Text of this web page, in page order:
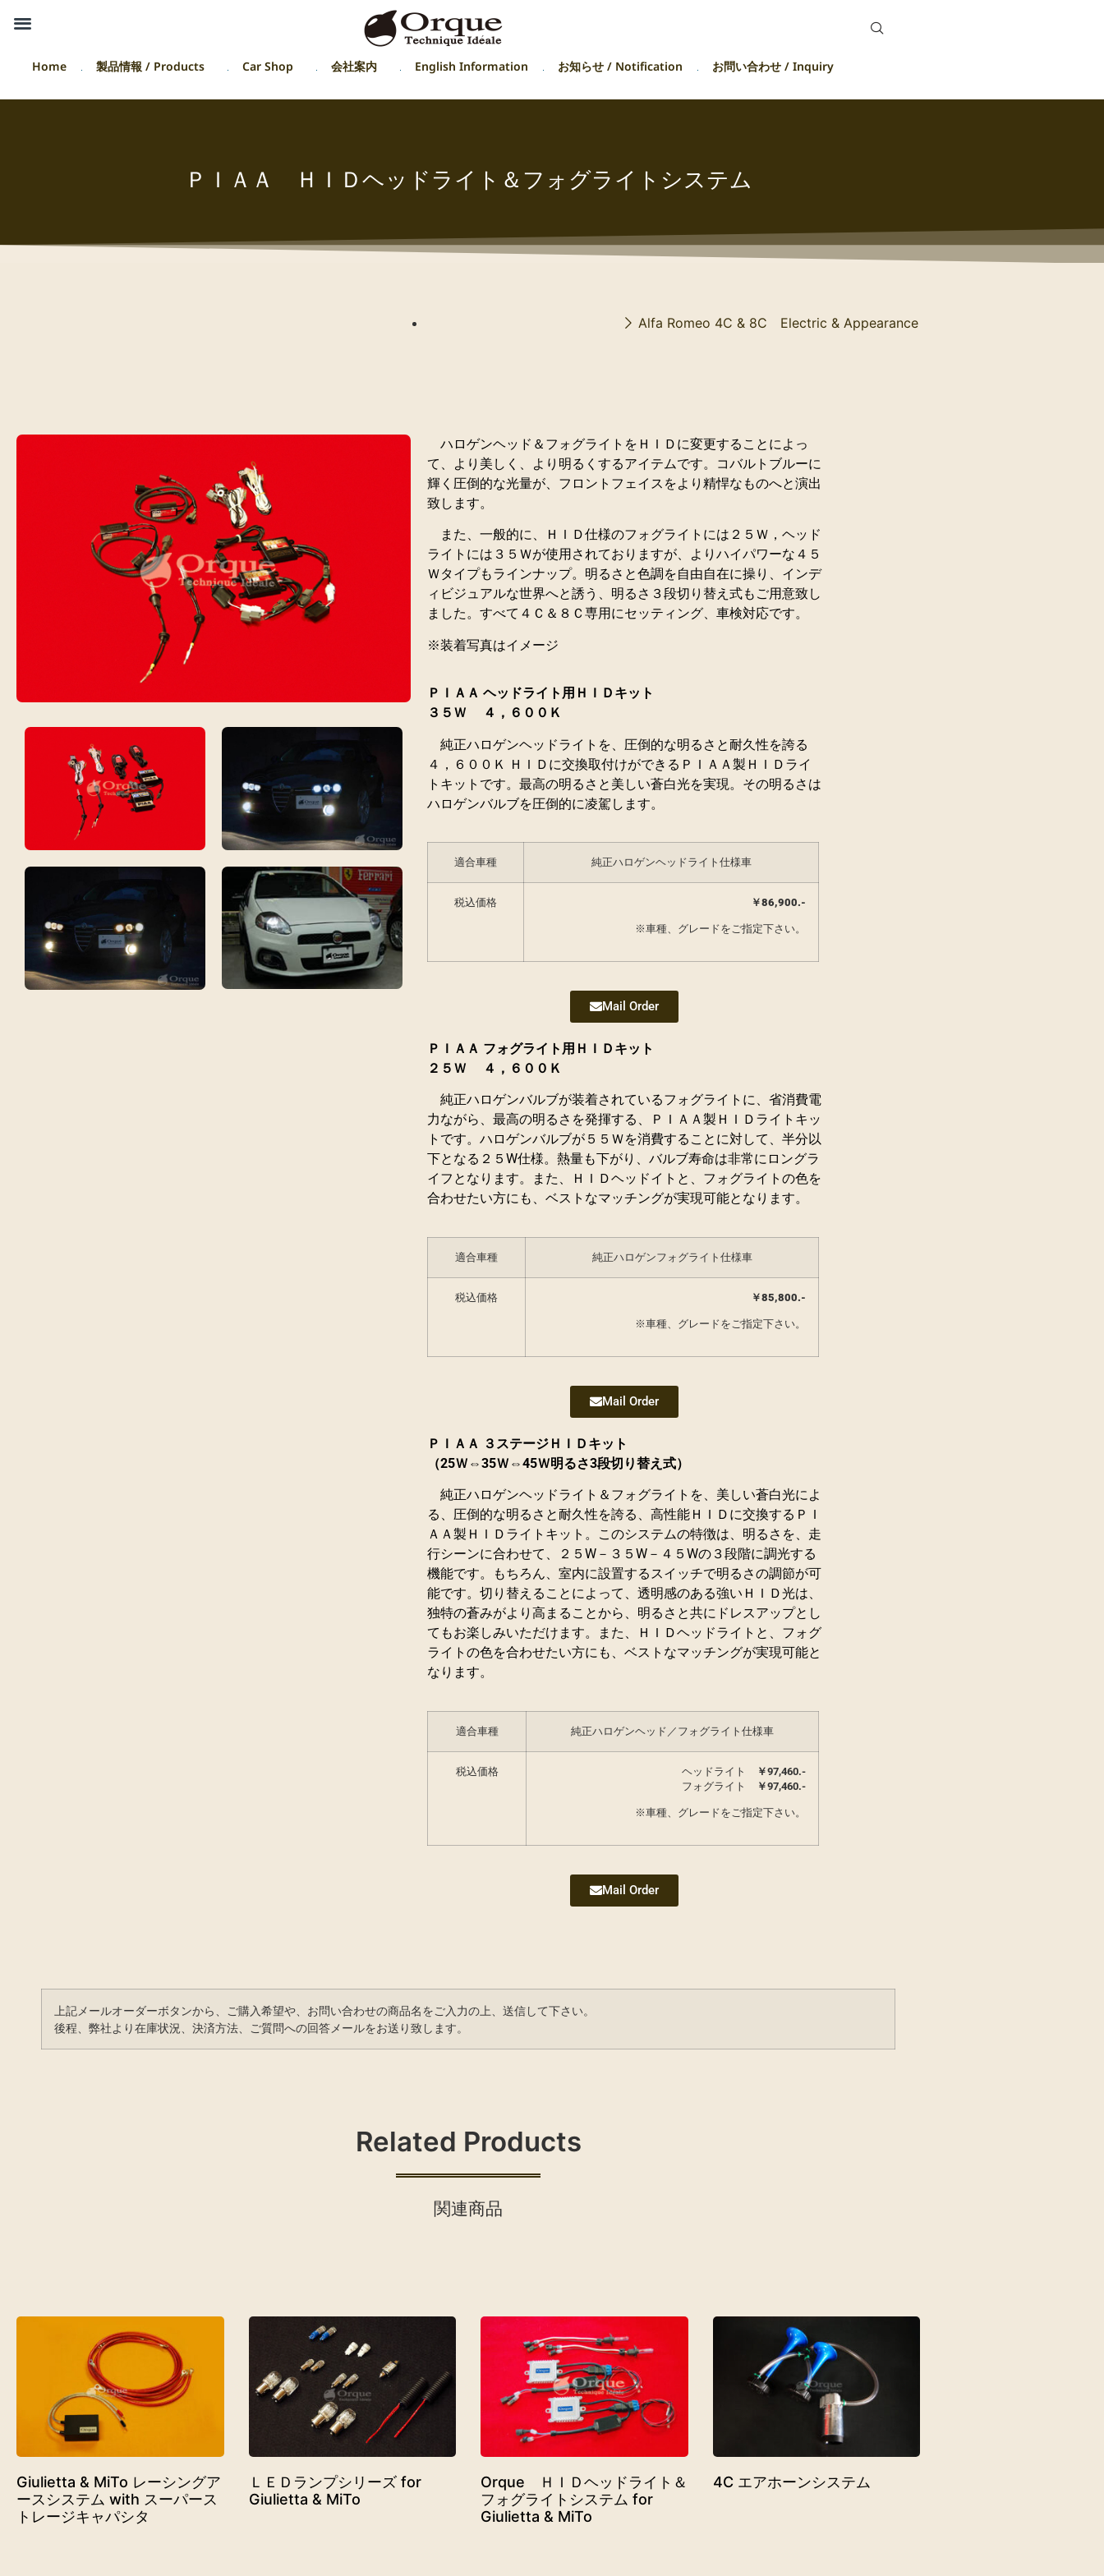
Home 製品情報 / Products Car Shop 会社案内 English Information お知らせ / Notification お問い合わせ / Inquiry
ＰＩＡＡ ＨＩＤヘッドライト＆フォグライトシステム
Alfa Romeo 4C & 8C Electric & Appearance
ハロゲンヘッド＆フォグライトをＨＩＤに変更することによっ
て、より美しく、より明るくするアイテムです。コバルトブルーに
輝く圧倒的な光量が、フロントフェイスをより精悍なものへと演出
致します。
また、一般的に、ＨＩＤ仕様のフォグライトには２５Ｗ，ヘッド
ライトには３５Ｗが使用されておりますが、よりハイパワーな４５
Ｗタイプもラインナップ。明るさと色調を自由自在に操り、インデ
ィビジュアルな世界へと誘う、明るさ３段切り替え式もご用意致し
ました。すべて４Ｃ＆８Ｃ専用にセッティング、車検対応です。
※装着写真はイメージ
ＰＩＡＡ ヘッドライト用ＨＩＤキット
３５Ｗ ４，６００Ｋ
純正ハロゲンヘッドライトを、圧倒的な明るさと耐久性を誇る
４，６００Ｋ ＨＩＤに交換取付けができるＰＩＡＡ製ＨＩＤライ
トキットです。最高の明るさと美しい蒼白光を実現。その明るさは
ハロゲンバルブを圧倒的に凌駕します。
適合車種 純正ハロゲンヘッドライト仕様車
税込価格 ￥86,900.-
※車種、グレードをご指定下さい。
Mail Order
ＰＩＡＡ フォグライト用ＨＩＤキット
２５Ｗ ４，６００Ｋ
純正ハロゲンバルブが装着されているフォグライトに、省消費電
力ながら、最高の明るさを発揮する、ＰＩＡＡ製ＨＩＤライトキッ
トです。ハロゲンバルブが５５Ｗを消費することに対して、半分以
下となる２５W仕様。熱量も下がり、バルブ寿命は非常にロングラ
イフとなります。
また、ＨＩＤヘッドイトと、フォグライトの色を
合わせたい方にも、ベストなマッチングが実現可能となります。
適合車種 純正ハロゲンフォグライト仕様車
税込価格 ￥85,800.-
※車種、グレードをご指定下さい。
Mail Order
ＰＩＡＡ ３ステージＨＩＤキット
（25Ｗ⇔35Ｗ⇔45Ｗ明るさ3段切り替え式）
純正ハロゲンヘッドライト＆フォグライトを、美しい蒼白光によ
る、圧倒的な明るさと耐久性を誇る、高性能ＨＩＤに交換するＰＩ
ＡＡ製ＨＩＤライトキット。このシステムの特徴は、明るさを、走
行シーンに合わせて、２５W－３５W－４５Wの３段階に調光する
機能です。もちろん、室内に設置するスイッチで明るさの調節が可
能です。切り替えることによって、 透明感のある強いＨＩＤ光は、
独特の蒼みがより高まることから、明るさと共にドレスアップとし
てもお楽しみいただけます。また、ＨＩＤヘッドライトと、フォグ
ライトの色を合わせたい方にも、ベストなマッチングが実現可能と
なります。
適合車種 純正ハロゲンヘッド／フォグライト仕様車
税込価格 ヘッドライト
￥97,460.-
フォグライト
￥97,460.-
※車種、グレードをご指定下さい。
Mail Order
上記メールオーダーボタンから、ご購入希望や、お問い合わせの商品名をご入力の上、送信して下さい。
後程、弊社より在庫状況、決済方法、ご質問への回答メールをお送り致します。
Related Products
関連商品
Giulietta & MiTo レーシングア
ースシステム with スーパース
トレージキャパシタ
ＬＥＤランプシリーズ for
Giulietta & MiTo
Orque ＨＩＤヘッドライト＆
フォグライトシステム for
Giulietta & MiTo
4C エアホーンシステム